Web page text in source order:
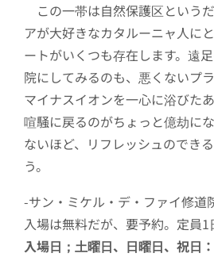
この一帯は自然保護区という
アが大好きなカタルーニャ人に
ートがいくつも存在します。遠
院にしてみるのも、悪くないプ
マイナスイオンを一心に浴びた
喧騒に戻るのがちょっと億劫に
ないほど、リフレッシュのでき
う。
-サン・ミケル・デ・ファイ修道
入場は無料だが、要予約。定員1
入場日；土曜日、日曜日、祝日